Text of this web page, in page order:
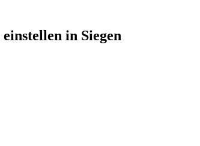
einstellen in Siegen